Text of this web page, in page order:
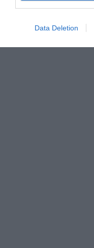
Data Deletion